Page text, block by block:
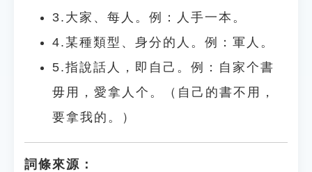
3.大家、每人。例：人手一本。
4.某種類型、身分的人。例：軍人。
5.指說話人，即自己。例：自家个書
毋用，愛拿人个。（自己的書不用，
要拿我的。）
詞條來源：